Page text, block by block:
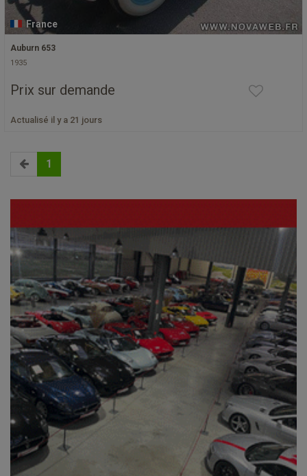
France
Auburn 653
1935
Prix sur demande
Actualisé il y a 21 jours
1